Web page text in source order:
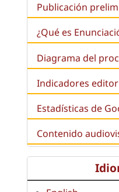
Publicación
¿Qué es
Diagrama del
Indicadores
Estadísticas de
Contenido